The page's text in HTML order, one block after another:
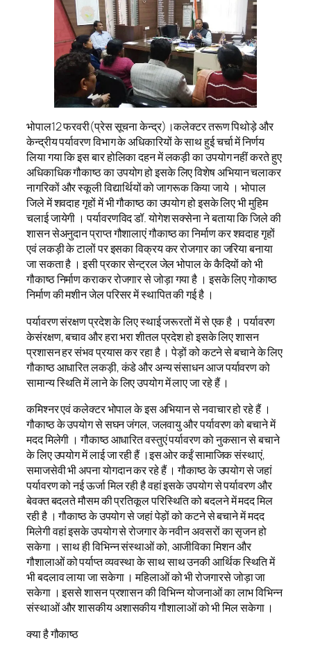
भोपाल12 फरवरी(प्रेस सूचना केन्द्र)।कलेक्टर तरूण पिथोड़े और
केन्द्रीय पर्यावरण विभाग के अधिकारियों के साथ हुई चर्चा में निर्णय
लिया गया कि इस बार होलिका दहन में लकड़ी का उपयोग नहीं करते हुए
अधिकाधिक गौकाष्ठ का उपयोग हो इसके लिए विशेष अभियान चलाकर
नागरिकों और स्कूली विद्यार्थियों को जागरूक किया जाये । भोपाल
जिले में शवदाह गृहों में भी गौकाष्ठ का उपयोग हो इसके लिए भी मुहिम
चलाई जायेगी । पर्यावरणविद डॉ. योगेश सक्सेना ने बताया कि जिले की
शासन सेअनुदान प्राप्त गौशालाएं गौकाष्ठ का निर्माण कर शवदाह गृहों
एवं लकड़ी के टालों पर इसका विक्रय कर रोजगार का जरिया बनाया
जा सकता है । इसी प्रकार सेन्ट्रल जेल भोपाल के कैदियों को भी
गौकाष्ठ निर्माण कराकर रोजगार से जोड़ा गया है । इसके लिए गोकाष्ठ
निर्माण की मशीन जेल परिसर में स्थापित की गई है ।
पर्यावरण संरक्षण प्रदेश के लिए स्थाई जरूरतों में से एक है । पर्यावरण
केसंरक्षण, बचाव और हरा भरा शीतल प्रदेश हो इसके लिए शासन
प्रशासन हर संभव प्रयास कर रहा है । पेड़ों को कटने से बचाने के लिए
गौकाष्ठ आधारित लकड़ी, कंडे और अन्य संसाधन आज पर्यावरण को
सामान्य स्थिति में लाने के लिए उपयोग में लाए जा रहे हैं ।
कमिश्नर एवं कलेक्टर भोपाल के इस अभियान से नवाचार हो रहे हैं ।
गौकाष्ठ के उपयोग से सघन जंगल, जलवायु और पर्यावरण को बचाने में
मदद मिलेगी । गौकाष्ठ आधारित वस्तुएं पर्यावरण को नुकसान से बचाने
के लिए उपयोग में लाई जा रही हैं ।इस ओर कईं सामाजिक संस्थाएं,
समाजसेवी भी अपना योगदान कर रहे हैं । गौकाष्ठ के उपयोग से जहां
पर्यावरण को नई ऊर्जा मिल रही है वहां इसके उपयोग से पर्यावरण और
बेवक्त बदलते मौसम की प्रतिकूल परिस्थिति को बदलने में मदद मिल
रही है । गौकाष्ठ के उपयोग से जहां पेड़ों को कटने से बचाने में मदद
मिलेगी वहां इसके उपयोग से रोजगार के नवीन अवसरों का सृजन हो
सकेगा । साथ ही विभिन्न संस्थाओं को, आजीविका मिशन और
गौशालाओं को पर्याप्त व्यवस्था के साथ साथ उनकी आर्थिक स्थिति में
भी बदलाव लाया जा सकेगा । महिलाओं को भी रोजगारसे जोड़ा जा
सकेगा । इससे शासन प्रशासन की विभिन्न योजनाओं का लाभ विभिन्न
संस्थाओं और शासकीय अशासकीय गौशालाओं को भी मिल सकेगा ।
क्या है गौकाष्ठ